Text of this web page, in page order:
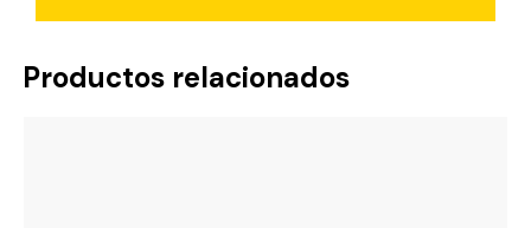
Productos relacionados